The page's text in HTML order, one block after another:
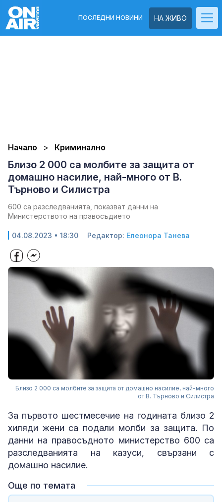
НА ЖИВО
ПОСЛЕДНИ НОВИНИ
Начало Криминално
Близо 2 000 са молбите за защита от
домашно насилие, най-много от В.
Търново и Силистра
600 са разследванията, показват данни на
Министерството на правосъдието
04.08.2023 • 18:30 Редактор: Елеонора Танева
Близо 2 000 са молбите за защита от домашно насилие, най-много
от В. Търново и Силистра
За първото шестмесечие на годината близо 2
хиляди жени са подали молби за защита. По
данни на правосъдното министерство 600 са
разследванията на казуси, свързани с
домашно насилие.
Още по темата